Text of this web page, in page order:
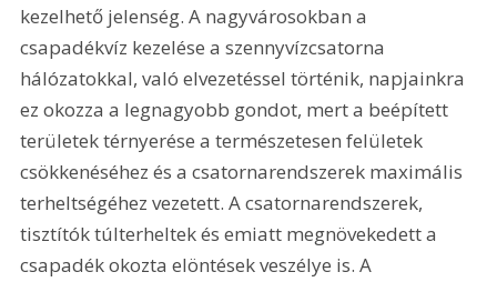
kezelhető jelenség. A nagyvárosokban a
csapadékvíz kezelése a szennyvízcsatorna
hálózatokkal, való elvezetéssel történik, napjainkra
ez okozza a legnagyobb gondot, mert a beépített
területek térnyerése a természetesen felületek
csökkenéséhez és a csatornarendszerek maximális
terheltségéhez vezetett. A csatornarendszerek,
tisztítók túlterheltek és emiatt megnövekedett a
csapadék okozta elöntések veszélye is. A